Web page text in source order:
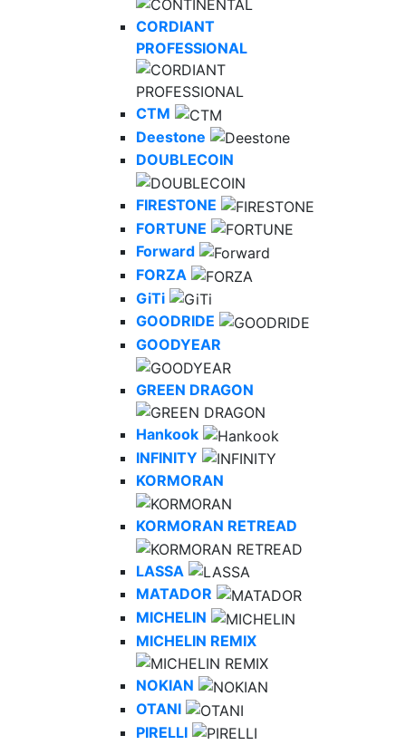
CORDIANT
PROFESSIONAL
CTM
Deestone
DOUBLECOIN
FIRESTONE
FORTUNE
Forward
FORZA
GiTi
GOODRIDE
GOODYEAR
GREEN DRAGON
Hankook
INFINITY
KORMORAN
KORMORAN RETREAD
LASSA
MATADOR
MICHELIN
MICHELIN REMIX
NOKIAN
OTANI
PIRELLI